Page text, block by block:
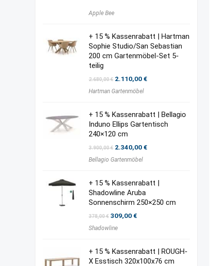
Apple Bee
+ 15 % Kassenrabatt | Hartman
Sophie Studio/San Sebastian
200 cm Gartenmöbel-Set 5-
teilig
2.680,00€ Ursprünglicher
war:
2.110,00€Aktueller
Hartman Gartenmöbel
+ 15 % Kassenrabatt | Bellagio
Induno Ellips Gartentisch
240×120 cm
3.900,00€ Ursprünglicher
war:
2.340,00€Aktueller
Bellagio Gartenmöbel
+ 15 % Kassenrabatt |
Shadowline Aruba
Sonnenschirm 250×250 cm
378,00€ Ursprünglicher
war:
309,00€Aktueller
Shadowline
+ 15 % Kassenrabatt | ROUGH-
X Esstisch 320x100x76 cm